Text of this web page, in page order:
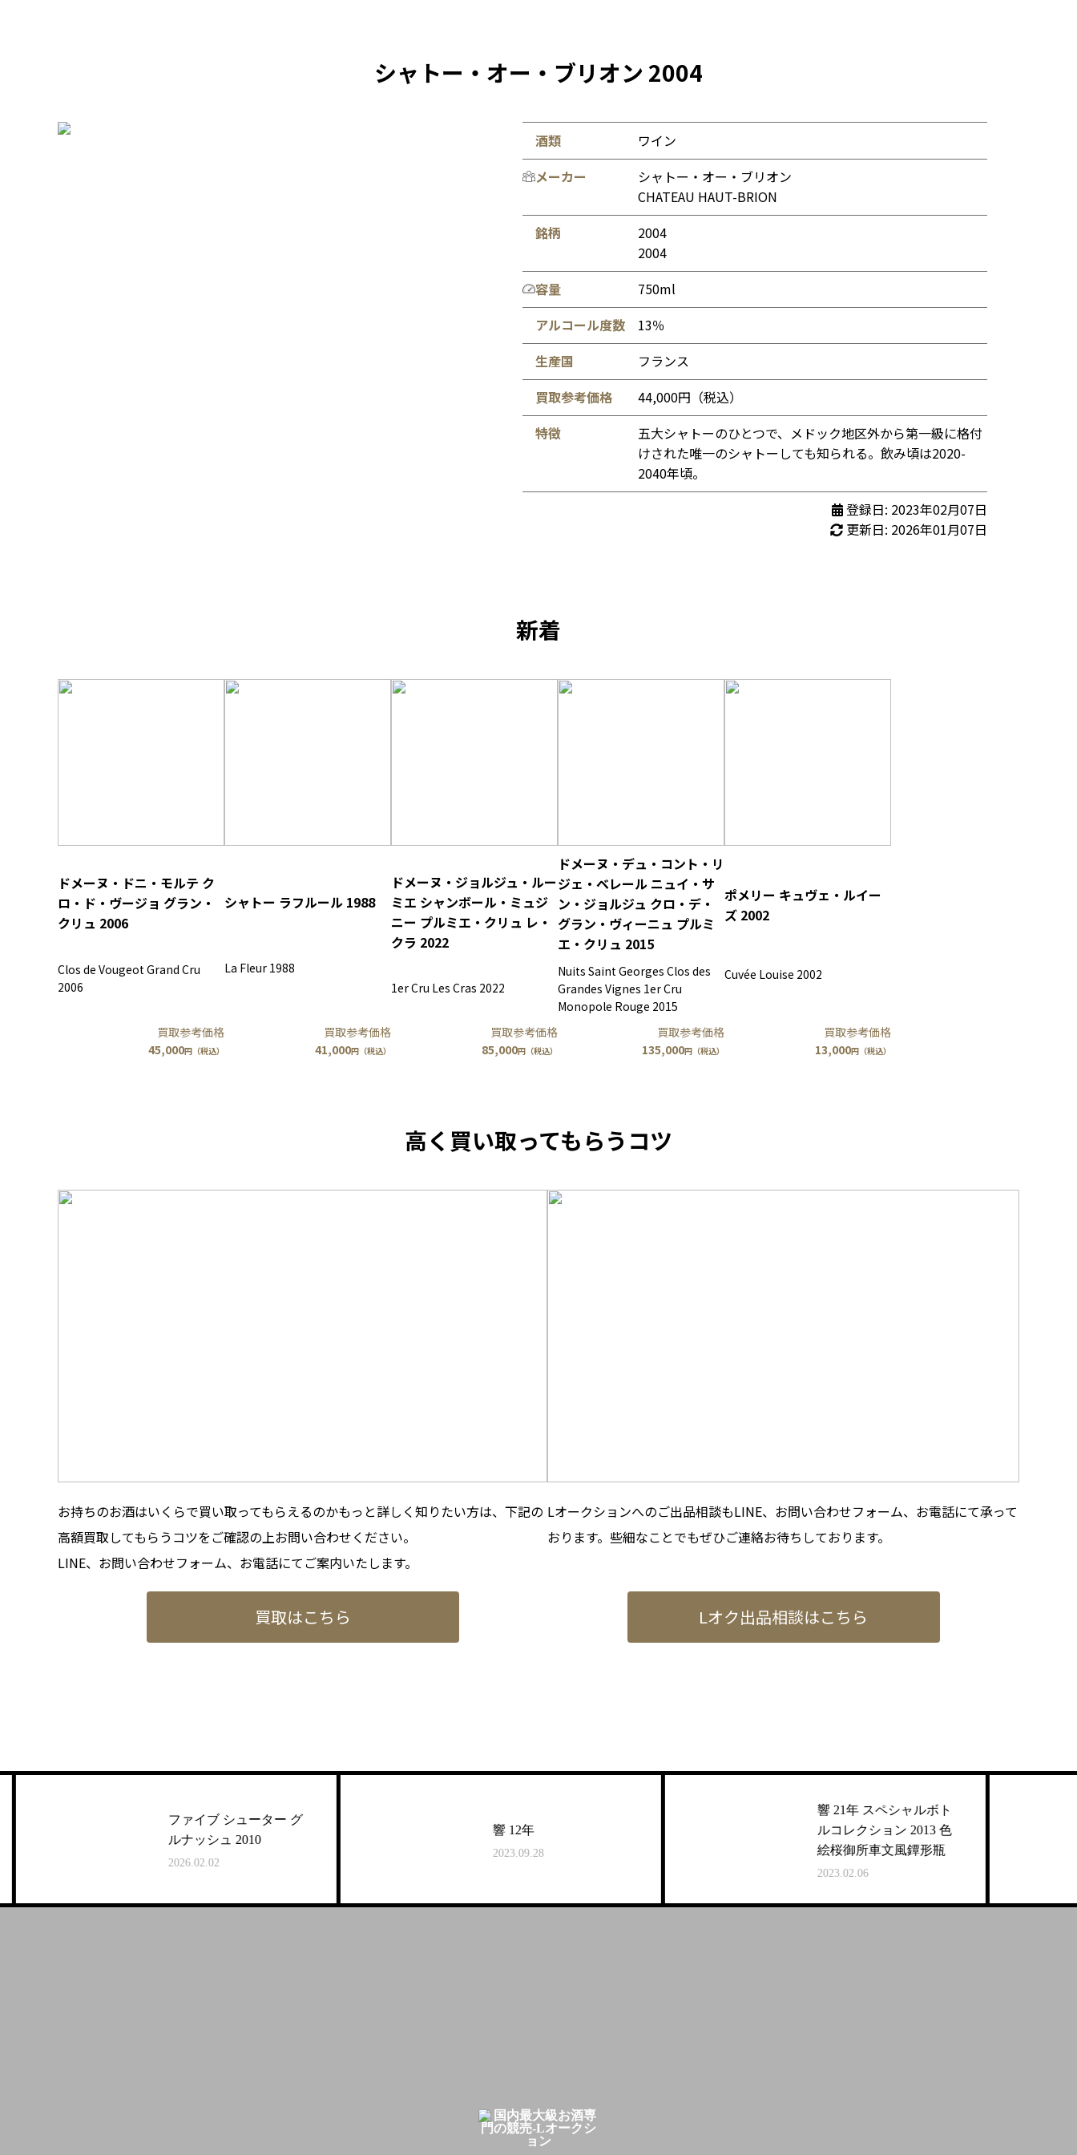
シャトー・オー・ブリオン 2004
酒類
ワイン
メーカー
シャトー・オー・ブリオン
CHATEAU HAUT-BRION
銘柄
2004
2004
容量
750ml
アルコール度数
13％
生産国
フランス
買取参考価格
44,000円（税込）
特徴
五大シャトーのひとつで、メドック地区外から第一級に格付
けされた唯一のシャトーしても知られる。飲み頃は2020-
2040年頃。
登録日: 2023年02月07日
更新日: 2026年01月07日
新着
ドメーヌ・ドニ・モルテ ク
ロ・ド・ヴージョ グラン・
クリュ 2006
Clos de Vougeot Grand Cru
2006
買取参考価格
45,000円（税込）
シャトー ラフルール 1988
La Fleur 1988
買取参考価格
41,000円（税込）
ドメーヌ・ジョルジュ・ルー
ミエ シャンボール・ミュジ
ニー プルミエ・クリュ レ・
クラ 2022
1er Cru Les Cras 2022
買取参考価格
85,000円（税込）
ドメーヌ・デュ・コント・リ
ジェ・ベレール ニュイ・サ
ン・ジョルジュ クロ・デ・
グラン・ヴィーニュ プルミ
エ・クリュ 2015
Nuits Saint Georges Clos des
Grandes Vignes 1er Cru
Monopole Rouge 2015
買取参考価格
135,000円（税込）
ポメリー キュヴェ・ルイー
ズ 2002
Cuvée Louise 2002
買取参考価格
13,000円（税込）
高く買い取ってもらうコツ
お持ちのお酒はいくらで買い取ってもらえるのかもっと詳しく知りたい方は、下記の
高額買取してもらうコツをご確認の上お問い合わせください。
LINE、お問い合わせフォーム、お電話にてご案内いたします。
買取はこちら
Lオークションへのご出品相談もLINE、お問い合わせフォーム、お電話にて承って
おります。些細なことでもぜひご連絡お待ちしております。
Lオク出品相談はこちら
ファイブ シューター グ
ルナッシュ 2010
2026.02.02
2023.09.28
響 21年 スペシャルボト
ルコレクション 2013 色
絵桜御所車文風鐔形瓶
2023.02.06